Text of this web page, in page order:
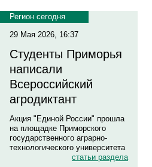
Регион сегодня
29 Мая 2026, 16:37
Студенты Приморья
написали
Всероссийский
агродиктант
Акция "Единой России" прошла
на площадке Приморского
государственного аграрно-
технологического университета
статьи раздела